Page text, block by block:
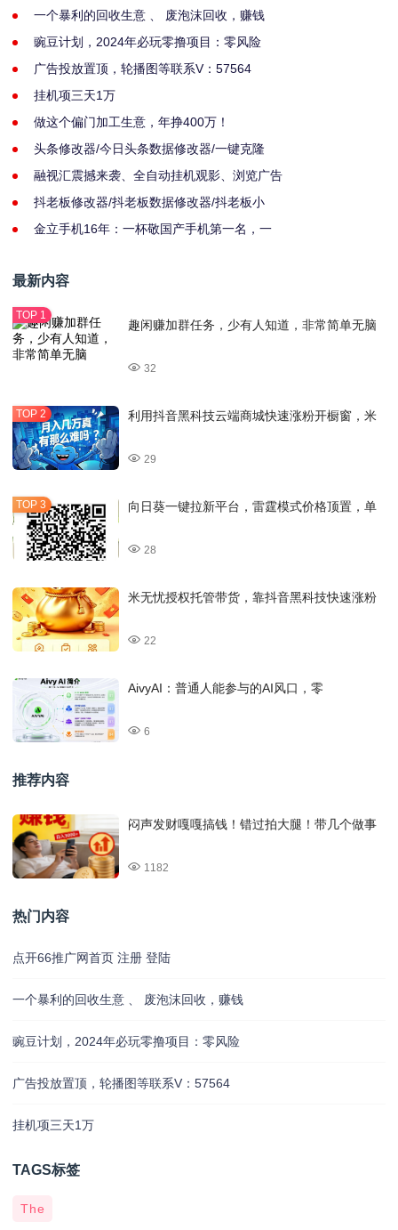
一个暴利的回收生意 、 废泡沫回收，赚钱
豌豆计划，2024年必玩零撸项目：零风险
广告投放置顶，轮播图等联系V：57564
挂机项三天1万
做这个偏门加工生意，年挣400万！
头条修改器/今日头条数据修改器/一键克隆
融视汇震撼来袭、全自动挂机观影、浏览广告
抖老板修改器/抖老板数据修改器/抖老板小
金立手机16年：一杯敬国产手机第一名，一
最新内容
趣闲赚加群任务，少有人知道，非常简单无脑
32
利用抖音黑科技云端商城快速涨粉开橱窗，米
29
向日葵一键拉新平台，雷霆模式价格顶置，单
28
米无忧授权托管带货，靠抖音黑科技快速涨粉
22
AivyAI：普通人能参与的AI风口，零
6
推荐内容
闷声发财嘎嘎搞钱！错过拍大腿！带几个做事
1182
热门内容
点开66推广网首页 注册 登陆
一个暴利的回收生意 、 废泡沫回收，赚钱
豌豆计划，2024年必玩零撸项目：零风险
广告投放置顶，轮播图等联系V：57564
挂机项三天1万
TAGS标签
The